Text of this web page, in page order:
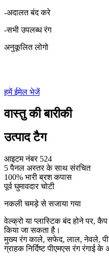
-अदालत बंद करे
-सभी उपलब्ध रंग
अनुकूलित लोगो
हमें ईमेल भेजें
वास्तु की बारीकी
उत्पाद टैग
आइटम नंबर 524
5 पैनल अस्तर के साथ संरचित
100% भारी ब्रश कपास
पूर्व घुमावदार चोटी
नकली चमड़े से सजाया गया
वेल्क्रो या प्लास्टिक बंद होने पर,
किया जा सकता है।
मुख्य रंग काले, सफेद, लाल, नेवले,
ग्राहक निर्दिष्ट पीएमएस रंग रंगाई